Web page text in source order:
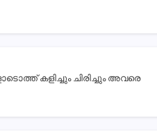
കളിച്ചും ചിരിച്ചും അവരെ